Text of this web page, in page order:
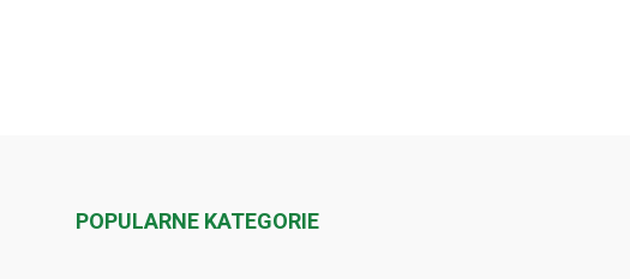
POPULARNE KATEGORIE